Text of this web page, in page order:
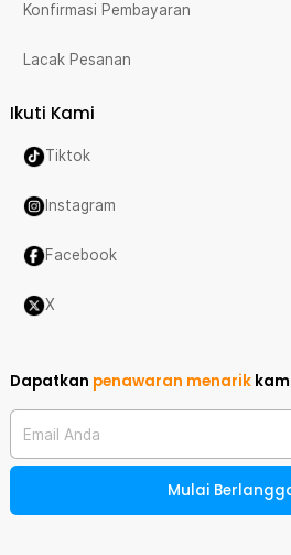
Konfirmasi Pembayaran
Lacak Pesanan
Ikuti Kami
Tiktok
Instagram
Facebook
X
Dapatkan penawaran menarik
Email Anda
Mulai